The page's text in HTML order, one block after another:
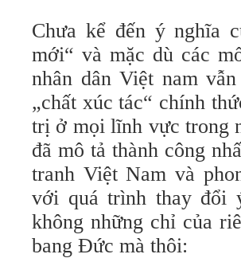
Chưa kể đến ý nghĩa
mới“ và mặc dù các
nhân dân Việt nam
„chất xúc tác“ chính
trị ở mọi lĩnh vực trong
đã mô tả thành công
tranh Việt Nam và
với quá trình thay đổi
không những chỉ của
bang Đức mà thôi: